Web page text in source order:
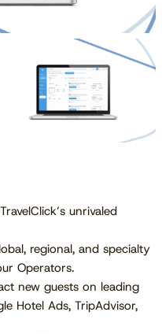
unrivaled
regional, and specialty
Operators.
new guests on leading
Hotel Ads, TripAdvisor,